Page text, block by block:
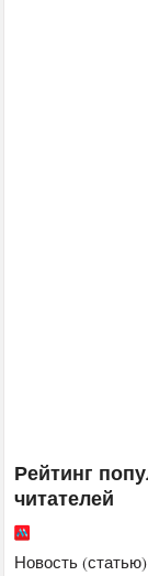
Рейтинг
читателей
Новость